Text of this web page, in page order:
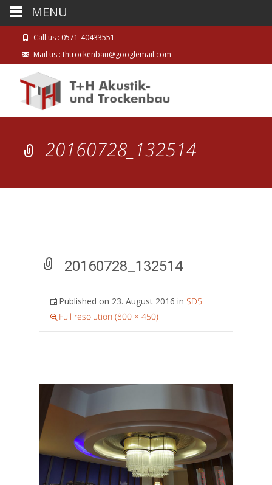
Call us : 0571-40433551
Mail us : thtrockenbau@googlemail.com
20160728_132514
20160728_132514
Published on 23. August 2016 in SD5
Full resolution (800 × 450)
MENU